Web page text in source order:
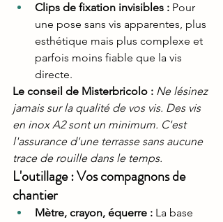
Clips de fixation invisibles : Pour
une pose sans vis apparentes, plus
esthétique mais plus complexe et
parfois moins fiable que la vis
directe.
Le conseil de Misterbricolo : Ne lésinez
jamais sur la qualité de vos vis. Des vis
en inox A2 sont un minimum. C'est
l'assurance d'une terrasse sans aucune
trace de rouille dans le temps.
L'outillage : Vos compagnons de
chantier
Mètre, crayon, équerre : La base